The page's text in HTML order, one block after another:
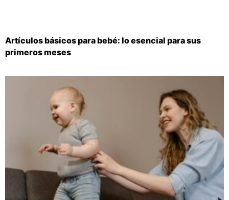
Artículos básicos para bebé: lo esencial para sus
primeros meses